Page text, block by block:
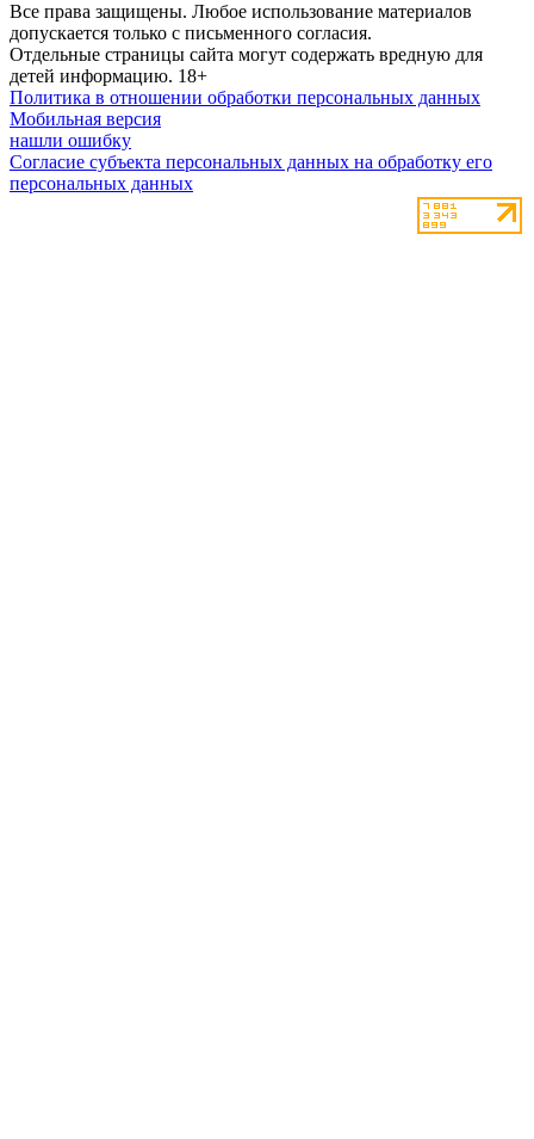
Все права защищены. Любое использование материалов
допускается только с письменного согласия.
Отдельные страницы сайта могут содержать вредную для
детей информацию. 18+
Политика в отношении обработки персональных данных
Мобильная версия
нашли ошибку
Согласие субъекта персональных данных на обработку его
персональных данных